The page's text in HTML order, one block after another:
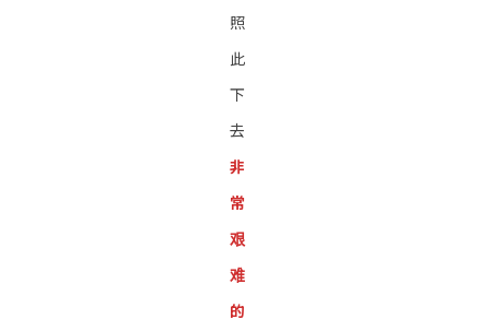
照
此
下
去
非
常
艰
难
的